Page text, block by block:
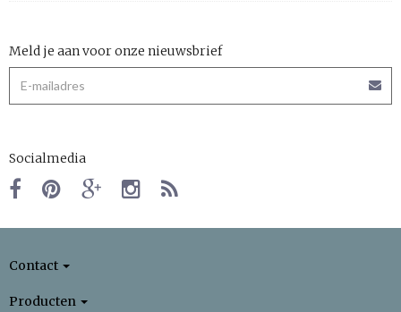
Meld je aan voor onze nieuwsbrief
Socialmedia
Contact
Producten